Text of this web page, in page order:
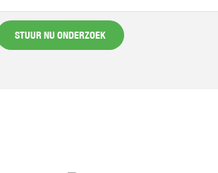
STUUR NU ONDERZOEK